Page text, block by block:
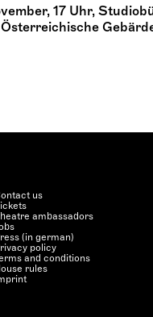
17 Uhr,
us
ambassadors
(in german)
policy
and conditions
rules